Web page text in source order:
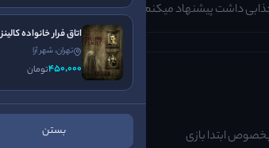
داشت پیشنهاد میکنم حتماا برینن😍
ابتدا بازی
اتاق فرار خانواده کالینز
تهران، شهر آرا
450٬000تومان
بستن